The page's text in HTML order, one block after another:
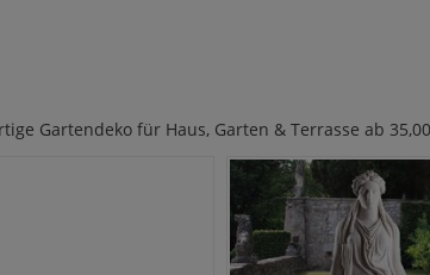
Gartendeko für Haus, Garten & Terrasse ab